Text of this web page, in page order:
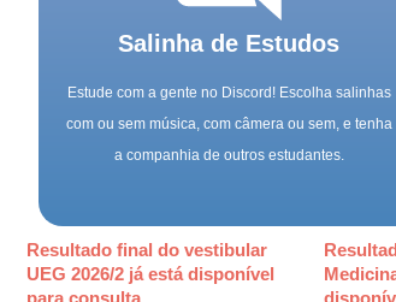
Salinha de Estudos
Estude com a gente no Discord! Escolha salinhas
com ou sem música, com câmera ou sem, e tenha
a companhia de outros estudantes.
Resultado final do vestibular
UEG 2026/2 já está disponível